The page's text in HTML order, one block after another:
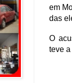
em
das
O
teve